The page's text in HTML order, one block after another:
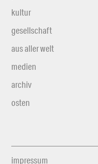
kultur
gesellschaft
aus aller welt
medien
archiv
osten
impressum